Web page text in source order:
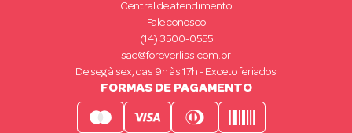
Central de atendimento
Fale conosco
(14) 3500-0555
sac@foreverliss.com.br
De seg à sex, das 9h às 17h - Exceto feriados
FORMAS DE PAGAMENTO